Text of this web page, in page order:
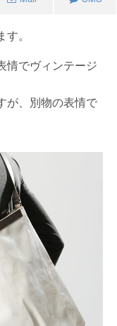
。
情でヴィンテージ
が、別物の表情で